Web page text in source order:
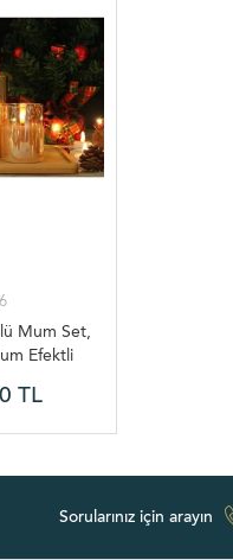
Mum Set,
Efektli
TL
Sorularınız için arayın